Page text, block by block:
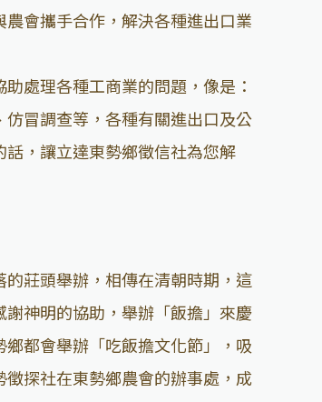
會攜手合作，解決各種進出口業
處理各種工商業的問題，像是：
冒調查等，各種有關進出口及公
，讓立達東勢鄉徵信社為您解
莊頭舉辦，相傳在清朝時期，這
神明的協助，舉辦「飯擔」來慶
都會舉辦「吃飯擔文化節」，吸
探社在東勢鄉農會的辦事處，成